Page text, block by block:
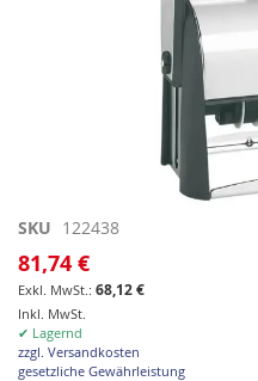
Zum
der
Bildgalerie
springen
SKU 122438
81,74 €
68,12 €
Inkl. MwSt.
✔ Lagernd
zzgl. Versandkosten
gesetzliche Gewährleistung